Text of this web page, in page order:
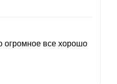
огромное все хорошо